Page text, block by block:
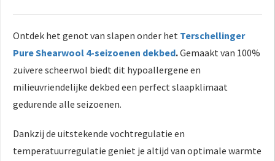
Ontdek het genot van slapen onder het Terschellinger
Pure Shearwool 4-seizoenen dekbed.Gemaakt van 100%
zuivere scheerwol biedt dit hypoallergene en
milieuvriendelijke dekbed een perfect slaapklimaat
gedurende alle seizoenen.
Dankzij de uitstekende vochtregulatie en
temperatuurregulatie geniet je altijd van optimale warmte